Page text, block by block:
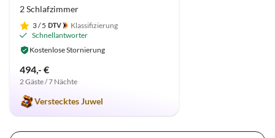
2 Schlafzimmer
3/ 5
Klassifizierung
Schnellantworter
Kostenlose Stornierung
494,- €
2 Gäste / 7 Nächte
Verstecktes Juwel